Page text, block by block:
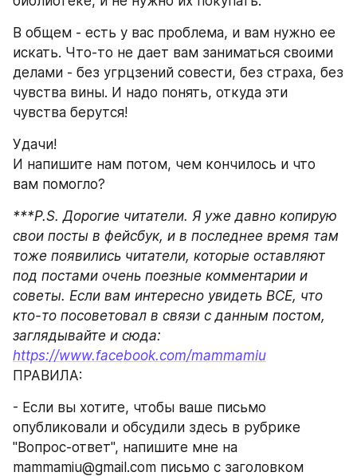
В общем - есть у вас проблема, и вам нужно ее
искать. Что-то не дает вам заниматься своими
делами - без угрцзений совести, без страха, без
чувства вины. И надо понять, откуда эти
чувства берутся!
Удачи!
И напишите нам потом, чем кончилось и что
вам помогло?
***P.S. Дорогие читатели. Я уже давно копирую
свои посты в фейсбук, и в последнее время там
тоже появились читатели, которые оставляют
под постами очень поезные комментарии и
советы. Если вам интересно увидеть ВСЕ, что
кто-то посоветовал в связи с данным постом,
https://www.facebook.com/mammamiu
ПРАВИЛА:
- Если вы хотите, чтобы ваше письмо
опубликовали и обсудили здесь в рубрике
"Вопрос-ответ", напишите мне на
mammamiu@gmail.com письмо с заголовком